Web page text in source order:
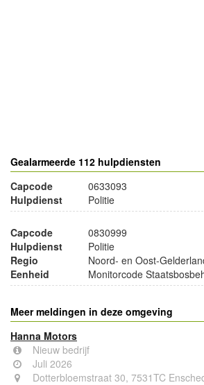
Gealarmeerde 112 hulpdiensten
Capcode
0633093
Hulpdienst
Politie
Capcode
0830999
Hulpdienst
Politie
Regio
Noord- en Oost-
Eenheid
Monitorcode
Meer meldingen in deze omgeving
Hanna Motors
Nieuw bedrijf
Juli 2026
Dotterbloemstraat 30, 7531TC